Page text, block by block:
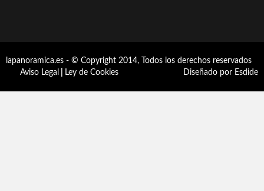
lapanoramica.es - © Copyright 2014, Todos los derechos reservados
Aviso Legal
Ley de Cookies Diseñado por Esdide